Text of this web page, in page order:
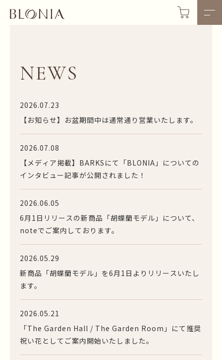
NEWS
2026.07.23
【お知らせ】お盆期間中は通常通り営業いたします。
2026.07.08
【メディア掲載】BARKSにて「BLONIA」についての
インタビュー記事が公開されました！
2026.06.05
6月1日リリースの新商品「胡蝶蘭モデル」について、
noteでご案内しております。
2026.05.29
新商品「胡蝶蘭モデル」を6月1日よりリリースいたし
ます。
2026.05.21
「The Garden Hall / The Garden Room」にて推奨
祝い花としてご案内開始いたしました。